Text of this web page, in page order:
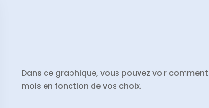
Dans ce graphique, vous pouvez voir
mois en fonction de vos choix.